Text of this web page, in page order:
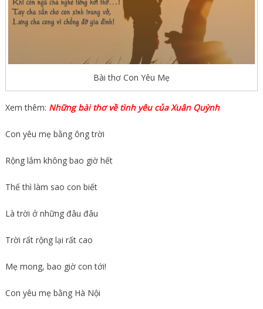
Bài thơ Con Yêu Mẹ
Xem thêm: Những bài thơ về tình yêu của Xuân Quỳnh
Con yêu mẹ bằng ông trời
Rộng lắm không bao giờ hết
Thế thì làm sao con biết
Là trời ở những đâu đâu
Trời rất rộng lại rất cao
Mẹ mong, bao giờ con tới!
Con yêu mẹ bằng Hà Nội